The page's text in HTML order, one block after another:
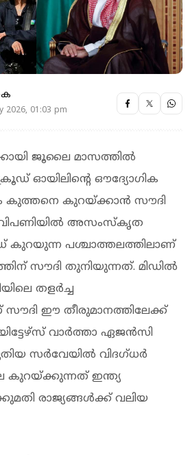
2026, 01:03 pm
ജൂലൈ മാസത്തിൽ
ഓയിലിന്റെ ഔദ്യോഗിക
കുത്തനെ കുറയ്ക്കാന്‍ സൗദി
അസംസ്‌കൃത
കുറയുന്ന പശ്ചാത്തലത്തിലാണ്
സൗദി തുനിയുന്നത്. മിഡിൽ
തളർച്ച
ഈ തീരുമാനത്തിലേക്ക്
വാർത്താ ഏജൻസി
സർവേയിൽ വിദഗ്ധർ
കുറയ്ക്കുന്നത് ഇന്ത്യ
രാജ്യങ്ങള്‍ക്ക് വലിയ